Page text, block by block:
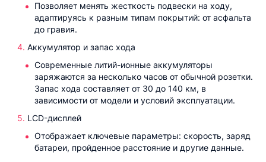
Позволяет менять жесткость подвески на ходу,
адаптируясь к разным типам покрытий: от асфальта
до гравия.
Аккумулятор и запас хода
Современные литий-ионные аккумуляторы
заряжаются за несколько часов от обычной розетки.
Запас хода составляет от 30 до 140 км, в
зависимости от модели и условий эксплуатации.
LCD-дисплей
Отображает ключевые параметры: скорость, заряд
батареи, пройденное расстояние и другие данные.